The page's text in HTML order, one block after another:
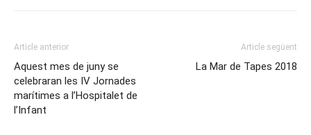
Article anterior
Aquest mes de juny se
celebraran les IV Jornades
marítimes a l’Hospitalet de
l’Infant
Article següent
La Mar de Tapes 2018